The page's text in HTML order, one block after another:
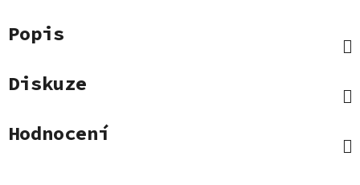
Popis
Diskuze
Hodnocení